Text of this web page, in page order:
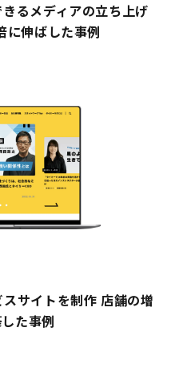
きるメディアの立ち上げ
に伸ばした事例
サイトを制作 店舗の増
た事例